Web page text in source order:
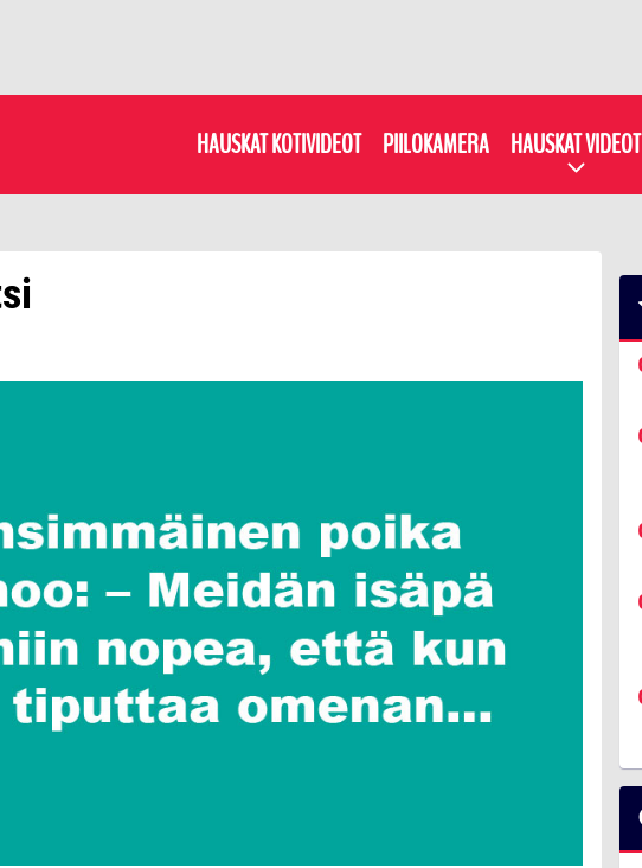
HAUSKAT KOTIVIDEOT PIILOKAMERA HAUSKAT VIDEOT